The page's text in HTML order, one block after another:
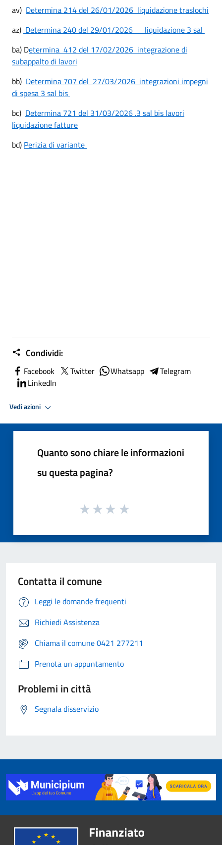
av) Determina 214 del 26/01/2026 liquidazione traslochi
az) Determina 240 del 29/01/2026 liquidazione 3 sal
ba) Determina 412 del 17/02/2026 integrazione di
subappalto di lavori
bb) Determina 707 del 27/03/2026 integrazioni impegni
di spesa 3 sal bis
bc) Determina 721 del 31/03/2026 .3 sal bis lavori
liquidazione fatture
bd) Perizia di variante
Condividi:
Facebook Twitter Whatsapp
Telegram
LinkedIn
Vedi azioni
Quanto sono chiare le informazioni
su questa pagina?
Contatta il comune
Leggi le domande frequenti
Richiedi Assistenza
Chiama il comune 0421 277211
Prenota un appuntamento
Problemi in città
Segnala disservizio